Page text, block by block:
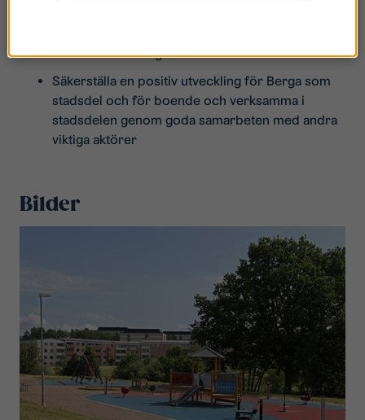
Påverka utvecklingen av infrastrukturella initiativ.
Säkerställa en positiv utveckling för Berga som
stadsdel och för boende och verksamma i
stadsdelen genom goda samarbeten med andra
viktiga aktörer
Bilder